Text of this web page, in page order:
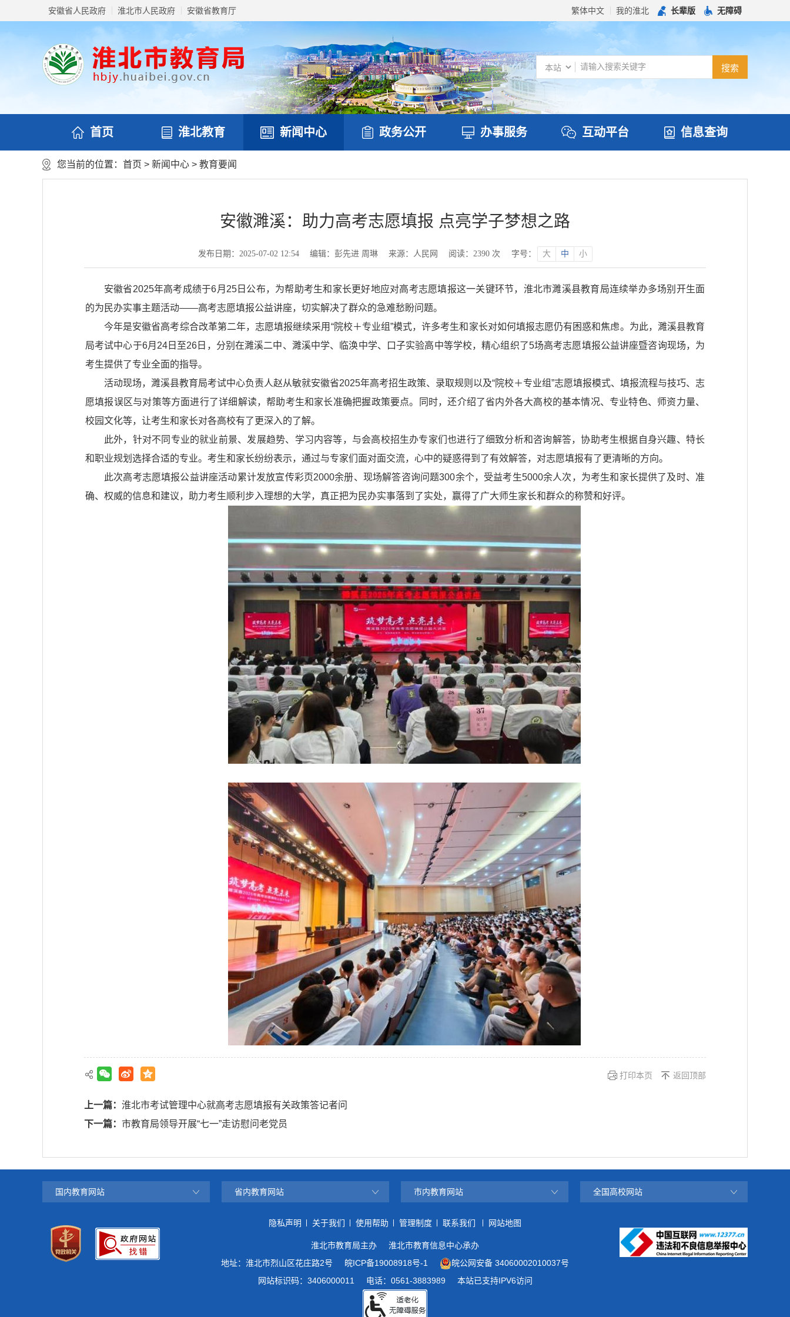
安徽省人民政府 淮北市人民政府 安徽省教育厅 繁体中文 我的淮北 长辈版 无障碍
首页 淮北教育 新闻中心 政务公开 办事服务 互动平台 信息查询
您当前的位置： 首页 > 新闻中心 > 教育要闻
安徽濉溪：助力高考志愿填报 点亮学子梦想之路
发布日期：2025-07-02 12:54 编辑：彭先进 周琳 来源：人民网 阅读： 2390次 字号： 大 中 小
安徽省2025年高考成绩于6月25日公布，为帮助考生和家长更好地应对高考志愿填报这一关键环节，淮北市濉溪县教育局连续举办多场别开生面
的为民办实事主题活动——高考志愿填报公益讲座，切实解决了群众的急难愁盼问题。
今年是安徽省高考综合改革第二年，志愿填报继续采用“院校＋专业组”模式，许多考生和家长对如何填报志愿仍有困惑和焦虑。为此，濉溪县教育
局考试中心于6月24日至26日，分别在濉溪二中、濉溪中学、临涣中学、口子实验高中等学校，精心组织了5场高考志愿填报公益讲座暨咨询现场，为
考生提供了专业全面的指导。
活动现场，濉溪县教育局考试中心负责人赵从敏就安徽省2025年高考招生政策、录取规则以及“院校＋专业组”志愿填报模式、填报流程与技巧、志
愿填报误区与对策等方面进行了详细解读，帮助考生和家长准确把握政策要点。同时，还介绍了省内外各大高校的基本情况、专业特色、师资力量、
校园文化等，让考生和家长对各高校有了更深入的了解。
此外，针对不同专业的就业前景、发展趋势、学习内容等，与会高校招生办专家们也进行了细致分析和咨询解答，协助考生根据自身兴趣、特长
和职业规划选择合适的专业。考生和家长纷纷表示，通过与专家们面对面交流，心中的疑惑得到了有效解答，对志愿填报有了更清晰的方向。
此次高考志愿填报公益讲座活动累计发放宣传彩页2000余册、现场解答咨询问题300余个，受益考生5000余人次，为考生和家长提供了及时、准
确、权威的信息和建议，助力考生顺利步入理想的大学，真正把为民办实事落到了实处，赢得了广大师生家长和群众的称赞和好评。
打印本页 返回顶部
上一篇： 淮北市考试管理中心就高考志愿填报有关政策答记者问
下一篇： 市教育局领导开展“七一”走访慰问老党员
国内教育网站 省内教育网站 市内教育网站 全国高校网站
隐私声明 关于我们 使用帮助 管理制度 联系我们 网站地图
淮北市教育局主办
淮北市教育信息中心承办
地址：淮北市烈山区花庄路2号
皖ICP备19008918号-1
皖公网安备 34060002010037号
网站标识码：3406000011
电话：0561-3883989 本站已支持IPV6访问